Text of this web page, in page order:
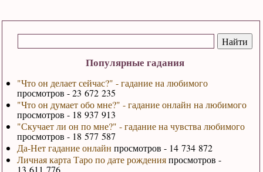
Популярные гадания
"Что он делает сейчас?" - гадание на любимого
просмотров - 23 672 235
"Что он думает обо мне?" - гадание онлайн на любимого
просмотров - 18 937 913
"Скучает ли он по мне?" - гадание на чувства любимого
просмотров - 18 577 587
Да-Нет гадание онлайн просмотров - 14 734 872
Личная карта Таро по дате рожденияпросмотров -
13 611 776